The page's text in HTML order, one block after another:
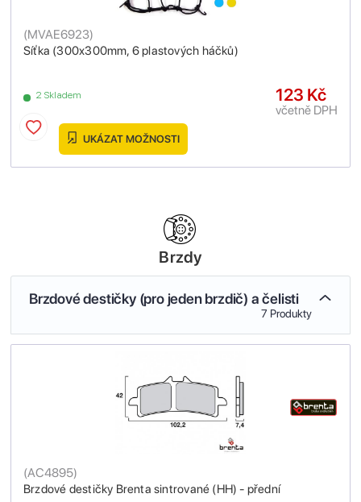
Síťka (300x300mm, 6 plastových háčků)
(MVAE6923)
2 Skladem 123 Kč
včetně DPH
UKÁZAT MOŽNOSTI
Brzdy
Brzdové destičky (pro jeden brzdič) a čelisti
7 Produkty
Brzdové destičky Brenta sintrované (HH) - přední
(AC4895)